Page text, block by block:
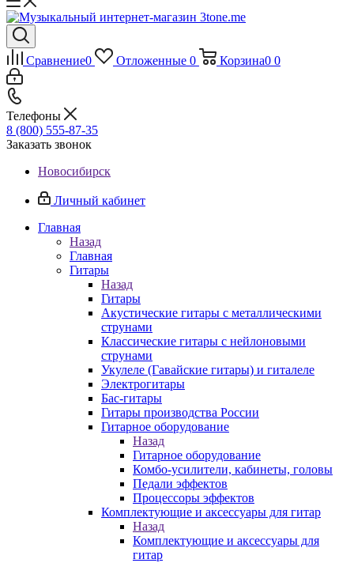
Сравнение0 Отложенные 0 Корзина0 0
Телефоны
8 (800) 555-87-35
Заказать звонок
Новосибирск
Личный кабинет
Главная
Назад
Главная
Гитары
Назад
Гитары
Акустические гитары с металлическими
струнами
Классические гитары с нейлоновыми
струнами
Укулеле (Гавайские гитары) и гиталеле
Электрогитары
Бас-гитары
Гитары производства России
Гитарное оборудование
Назад
Гитарное оборудование
Комбо-усилители, кабинеты, головы
Педали эффектов
Процессоры эффектов
Комплектующие и аксессуары для гитар
Назад
Комплектующие и аксессуары для
гитар